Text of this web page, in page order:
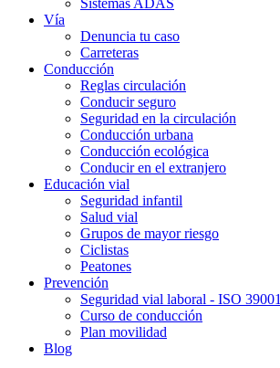
Sistemas ADAS
Vía
Denuncia tu caso
Carreteras
Conducción
Reglas circulación
Conducir seguro
Seguridad en la circulación
Conducción urbana
Conducción ecológica
Conducir en el extranjero
Educación vial
Seguridad infantil
Salud vial
Grupos de mayor riesgo
Ciclistas
Peatones
Prevención
Seguridad vial laboral - ISO 39001
Curso de conducción
Plan movilidad
Blog